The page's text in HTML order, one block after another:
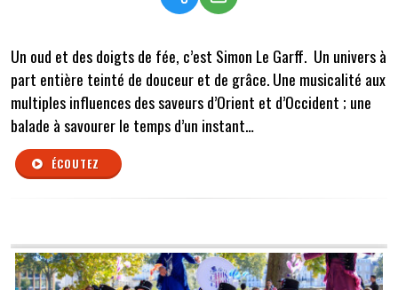
Un oud et des doigts de fée, c’est Simon Le Garff. Un univers à
part entière teinté de douceur et de grâce. Une musicalité aux
multiples influences des saveurs d’Orient et d’Occident ; une
balade à savourer le temps d’un instant…
ÉCOUTEZ